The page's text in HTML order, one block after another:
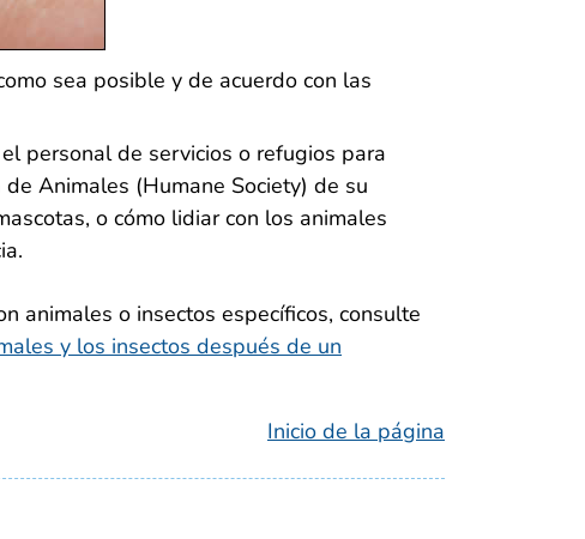
sea posible y de acuerdo con las
personal de servicios o refugios para
Animales (Humane Society) de su
o cómo lidiar con los animales
animales o insectos específicos, consulte
y los insectos después de un
Inicio de la página